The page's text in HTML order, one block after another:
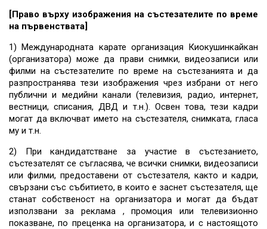
[Право върху изображения на състезателите по време
на първенствата]
1) Международната карате организация Киокушинкайкан
(организатора) може да прави снимки, видеозаписи или
филми на състезателите по време на състезанията и да
разпространява тези изображения чрез избрани от него
публични и медийни канали (телевизия, радио, интернет,
вестници, списания, ДВД и т.н.). Освен това, тези кадри
могат да включват името на състезателя, снимката, гласа
му и т.н.
2) При кандидатстване за участие в състезанието,
състезателят се съгласява, че всички снимки, видеозаписи
или филми, предоставени от състезателя, както и кадри,
свързани със събитието, в които е заснет състезателя, ще
станат собственост на организатора и могат да бъдат
използвани за реклама , промоция или телевизионно
показване, по преценка на организатора, и с настоящото